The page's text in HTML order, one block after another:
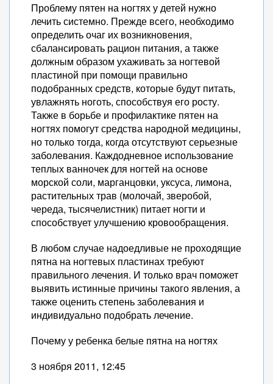
Проблему пятен на ногтях у детей нужно
лечить системно. Прежде всего, необходимо
определить очаг их возникновения,
сбалансировать рацион питания, а также
должным образом ухаживать за ногтевой
пластиной при помощи правильно
подобранных средств, которые будут питать,
увлажнять ноготь, способствуя его росту.
Также в борьбе и профилактике пятен на
ногтях помогут средства народной медицины,
но только тогда, когда отсутствуют серьезные
заболевания. Каждодневное использование
теплых ванночек для ногтей на основе
морской соли, марганцовки, уксуса, лимона,
растительных трав (молочай, зверобой,
череда, тысячелистник) питает ногти и
способствует улучшению кровообращения.
В любом случае надоедливые не проходящие
пятна на ногтевых пластинах требуют
правильного лечения. И только врач поможет
выявить истинные причины такого явления, а
также оценить степень заболевания и
индивидуально подобрать лечение.
Почему у ребенка белые пятна на ногтях
3 ноября 2011, 12:45